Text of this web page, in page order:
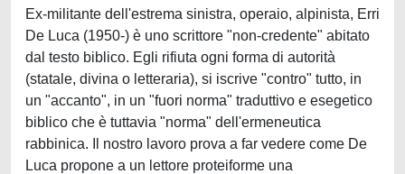
Ex-militante dell'estrema sinistra, operaio, alpinista, Erri
De Luca (1950-) è uno scrittore "non-credente" abitato
dal testo biblico. Egli rifiuta ogni forma di autorità
(statale, divina o letteraria), si iscrive "contro" tutto, in
un "accanto", in un "fuori norma" traduttivo e esegetico
biblico che è tuttavia "norma" dell'ermeneutica
rabbinica. Il nostro lavoro prova a far vedere come De
Luca propone a un lettore proteiforme una